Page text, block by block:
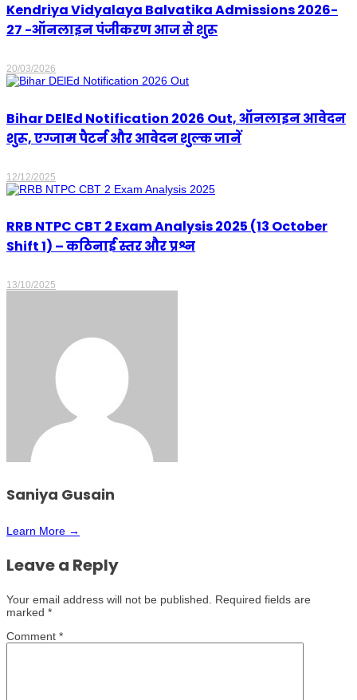
Kendriya Vidyalaya Balvatika Admissions 2026-
27 -ऑनलाइन पंजीकरण आज से शुरू
20/03/2026
Bihar DElEd Notification 2026 Out, ऑनलाइन आवेदन
शुरू, एग्जाम पैटर्न और आवेदन शुल्क जानें
12/12/2025
RRB NTPC CBT 2 Exam Analysis 2025 (13 October
Shift 1) – कठिनाई स्तर और प्रश्न
13/10/2025
Saniya Gusain
Learn More →
Leave a Reply
Your email address will not be published.
Required fields are
marked *
Comment *